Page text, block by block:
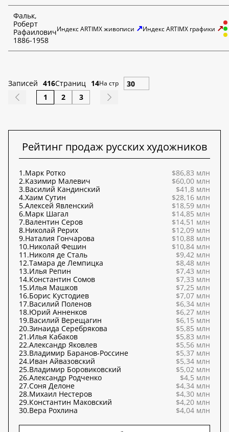
Фальк,
Роберт
Рафаилович
1886-1958
Индекс ARTIMX живописи ↗Индекс ARTIMX графики ↗
Записей 416Страниц 14На стр
1 2 3
Рейтинг продаж русских художников
1.Марк Ротко
$86,83 млн
2.Казимир Малевич
$60,00 млн
3.Василий Кандинский
$41,8 млн
4.Хаим Сутин
$28,16 млн
5.Алексей Явленский
$18,59 млн
6.Марк Шагал
$14,85 млн
7.Валентин Серов
$14,51 млн
8.Николай Рерих
$12,09 млн
9.Наталия Гончарова
$10,88 млн
10.Николай Фешин
$10,84 млн
11.Николя де Сталь
$9,42 млн
12.Тамара де Лемпицка
$8,48 млн
13.Илья Репин
$7,43 млн
14.Константин Сомов
$7,33 млн
15.Илья Машков
$7,25 млн
16.Борис Кустодиев
$7,07 млн
17.Василий Поленов
$6,34 млн
18.Юрий Анненков
$6,27 млн
19.Василий Верещагин
$6,15 млн
20.Зинаида Серебрякова
$5,85 млн
21.Илья Кабаков
$5,83 млн
22.Александр Яковлев
$5,56 млн
23.Владимир Баранов-Россине
$5,37 млн
24.Иван Айвазовский
$5,34 млн
25.Владимир Боровиковский
$5,02 млн
26.Александр Родченко
$4,5 млн
27.Соня Делоне
$4,34 млн
28.Михаил Нестеров
$4,30 млн
29.Константин Маковский
$4,20 млн
30.Вера Рохлина $4,04 млн